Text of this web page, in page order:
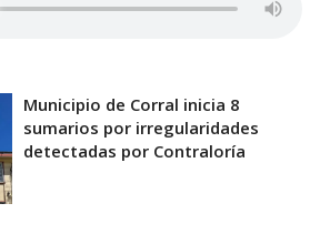
Municipio de Corral inicia 8
sumarios por irregularidades
detectadas por Contraloría